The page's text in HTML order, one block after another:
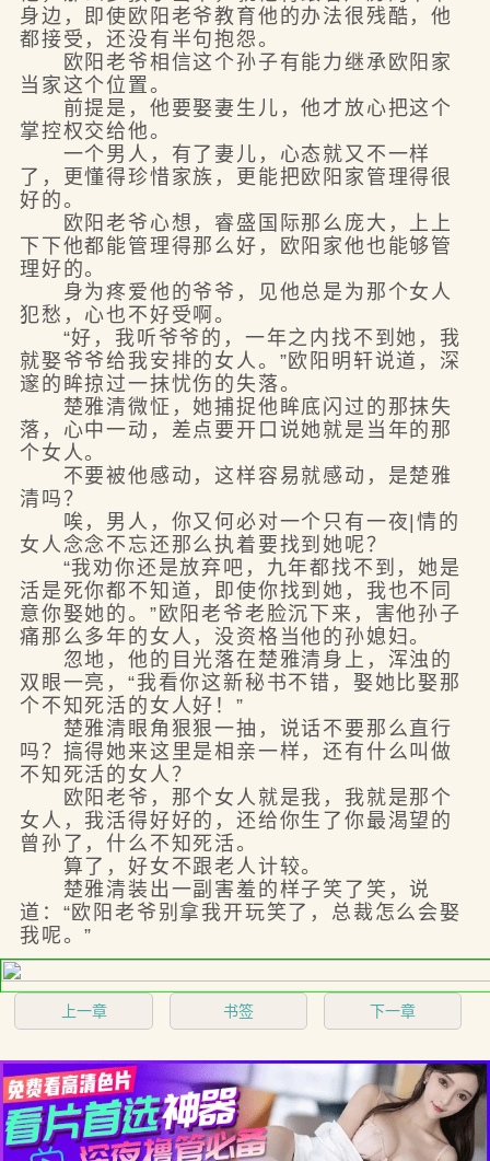
身边，即使欧阳老爷教育他的办法很残酷，他
都接受，还没有半句抱怨。
欧阳老爷相信这个孙子有能力继承欧阳家
当家这个位置。
前提是，他要娶妻生儿，他才放心把这个
掌控权交给他。
一个男人，有了妻儿，心态就又不一样
了，更懂得珍惜家族，更能把欧阳家管理得很
好的。
欧阳老爷心想，睿盛国际那么庞大，上上
下下他都能管理得那么好，欧阳家他也能够管
理好的。
身为疼爱他的爷爷，见他总是为那个女人
犯愁，心也不好受啊。
“好，我听爷爷的，一年之内找不到她，我
就娶爷爷给我安排的女人。”欧阳明轩说道，深
邃的眸掠过一抹忧伤的失落。
楚雅清微怔，她捕捉他眸底闪过的那抹失
落，心中一动，差点要开口说她就是当年的那
个女人。
不要被他感动，这样容易就感动，是楚雅
清吗？
唉，男人，你又何必对一个只有一夜|情的
女人念念不忘还那么执着要找到她呢？
“我劝你还是放弃吧，九年都找不到，她是
活是死你都不知道，即使你找到她，我也不同
意你娶她的。”欧阳老爷老脸沉下来，害他孙子
痛那么多年的女人，没资格当他的孙媳妇。
忽地，他的目光落在楚雅清身上，浑浊的
双眼一亮，“我看你这新秘书不错，娶她比娶那
个不知死活的女人好！”
楚雅清眼角狠狠一抽，说话不要那么直行
吗？搞得她来这里是相亲一样，还有什么叫做
不知死活的女人？
欧阳老爷，那个女人就是我，我就是那个
女人，我活得好好的，还给你生了你最渴望的
曾孙了，什么不知死活。
算了，好女不跟老人计较。
楚雅清装出一副害羞的样子笑了笑，说
道：“欧阳老爷别拿我开玩笑了，总裁怎么会娶
我呢。”
上一章 书签 下一章